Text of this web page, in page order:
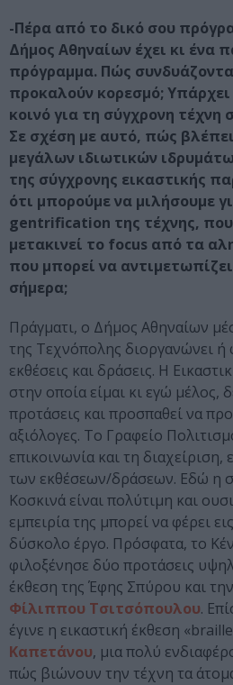
-Πέρα από το δικό σου
Δήμος Αθηναίων έχει κι ένα
πρόγραμμα. Πώς
προκαλούν κορεσμό;
κοινό για τη σύγχρονη τέχνη
Σε σχέση με αυτό, πώς
μεγάλων ιδιωτικών
της σύγχρονης εικαστικής
ότι μπορούμε να μιλήσουμε
gentrification της τέχνης,
μετακινεί το focus από τα
που μπορεί να
σήμερα;
Πράγματι, ο Δήμος Αθηναίων
της Τεχνόπολης διοργανώνει ή
εκθέσεις και δράσεις. Η
στην οποία είμαι κι εγώ μέλος,
προτάσεις και προσπαθεί να
αξιόλογες. Το Γραφείο
επικοινωνία και τη διαχείριση,
των εκθέσεων/δράσεων. Εδώ η
Κοσκινά είναι πολύτιμη και
εμπειρία της μπορεί να φέρει
δύσκολο έργο. Πρόσφατα, το
φιλοξένησε δύο προτάσεις
έκθεση της Έφης Σπύρου και
Φίλιππου Τσιτσόπουλου.
έγινε η εικαστική έκθεση
Καπετάνου, μια πολύ
πώς βιώνουν την τέχνη τα